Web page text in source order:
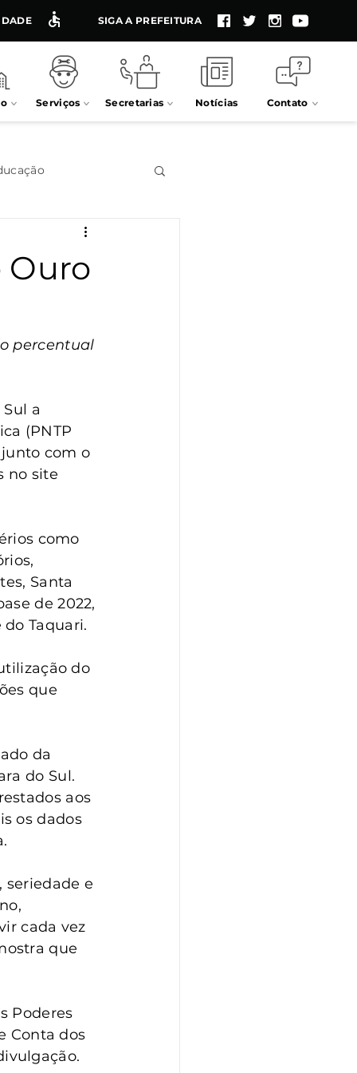
SIGA A PREFEITURA
Serviços Secretarias Notícias Contato
Ouro
percentual
a
(PNTP
junto com o
no site
como
Santa
de 2022,
Taquari.
do
que
da
do Sul.
aos
os dados
seriedade e
cada vez
que
Poderes
Conta dos